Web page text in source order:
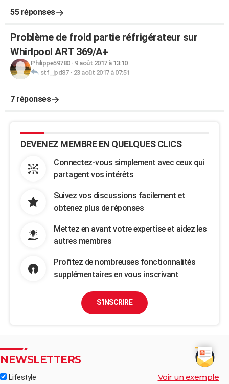
55 réponses
Problème de froid partie réfrigérateur sur
Whirlpool ART 369/A+
Philippe59780- 9 août 2017 à 13:10
stf_jpd87- 23 août 2017 à 07:51
7 réponses
DEVENEZ MEMBRE EN QUELQUES CLICS
Connectez-vous simplement avec ceux qui
partagent vos intérêts
Suivez vos discussions facilement et
obtenez plus de réponses
Mettez en avant votre expertise et aidez les
autres membres
Profitez de nombreuses fonctionnalités
supplémentaires en vous inscrivant
S'INSCRIRE
NEWSLETTERS
Lifestyle Voir un exemple